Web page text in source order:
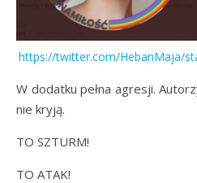
https://twitter.com/HebanMaja/
W dodatku pełna agresji.
nie kryją.
TO SZTURM!
TO ATAK!